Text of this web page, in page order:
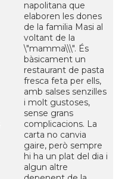
napolitana que
elaboren les dones
de la familia Masi al
voltant de la
\"mamma\\\". És
bàsicament un
restaurant de pasta
fresca feta per ells,
amb salses senzilles
i molt gustoses,
sense grans
complicacions. La
carta no canvia
gaire, però sempre
hi ha un plat del dia i
algun altre